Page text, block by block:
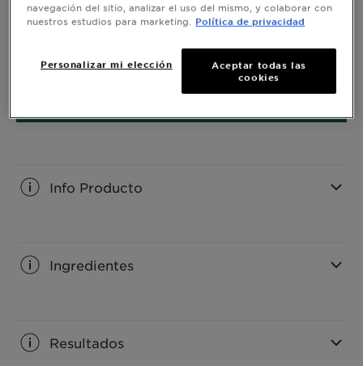
Efecto Hielo para una sensación de frescura de larga
Info Producto
Ingredientes
Resultados
navegación del sitio, analizar el uso del mismo, y colaborar con
nuestros estudios para marketing. Política de privacidad
Personalizar mi elección
Aceptar todas las
cookies